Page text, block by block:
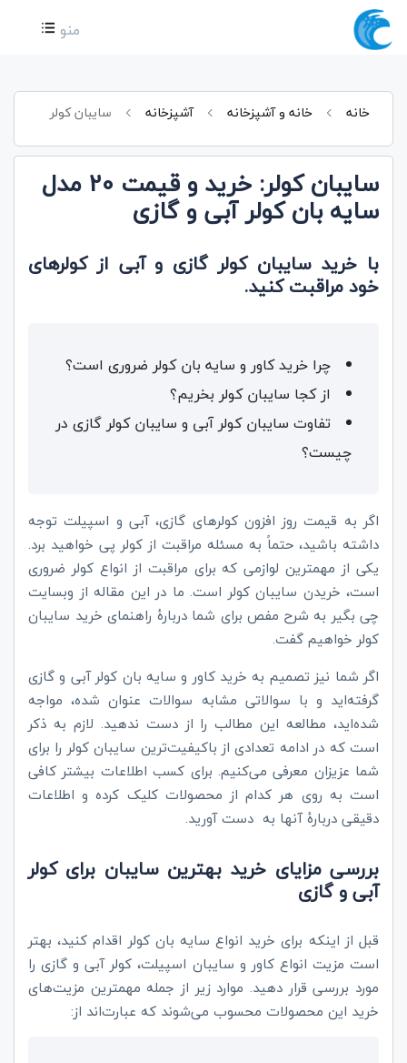
منو
خانه خانه و آشپزخانه آشپزخانه سایبان کولر
سایبان کولر: خرید و قیمت 20 مدل
سایه بان کولر آبی و گازی
با خرید سایبان کولر گازی و آبی از کولر‌های
خود مراقبت کنید.
چرا خرید کاور و سایه بان کولر ضروری است؟
از کجا سایبان کولر بخریم؟
تفاوت سایبان کولر آبی و سایبان کولر گازی در
چیست؟
اگر به قیمت روز افزون کولرهای گازی، آبی و اسپیلت توجه
داشته باشید، حتماً به مسئله مراقبت از کولر پی خواهید برد.
یکی از مهمترین لوازمی که برای مراقبت از انواع کولر ضروری
است، خریدن سایبان کولر است. ما در این مقاله از وبسایت
چی بگیر به شرح مفص برای شما دربارۀ راهنمای خرید سایبان
کولر خواهیم گفت.
اگر شما نیز تصمیم به خرید کاور و سایه بان کولر آبی و گازی
گرفته‌اید و با سوالاتی مشابه سوالات عنوان شده، مواجه
شده‌اید، مطالعه این مطالب را از دست ندهید. لازم به ذکر
است که در ادامه تعدادی از باکیفیت‌ترین سایبان کولر را برای
شما عزیزان معرفی می‌کنیم. برای کسب اطلاعات بیشتر کافی
است به روی هر کدام از محصولات کلیک کرده و اطلاعات
دقیقی دربارۀ آنها به دست آورید.
بررسی مزایای خرید بهترین سایبان برای کولر
آبی و گازی
قبل از اینکه برای خرید انواع سایه بان کولر اقدام کنید، بهتر
است مزیت انواع کاور و سایبان اسپیلت، کولر آبی و گازی را
مورد بررسی قرار دهید. موارد زیر از جمله مهمترین مزیت‌های
خرید این محصولات محسوب می‌شوند که عبارت‌اند از: